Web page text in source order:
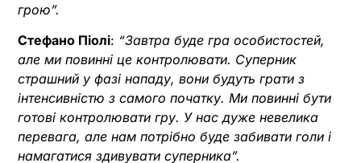
грою”.
Стефано Піолі: “Завтра буде гра особистостей,
але ми повинні це контролювати. Суперник
страшний у фазі нападу, вони будуть грати з
інтенсивністю з самого початку. Ми повинні бути
готові контролювати гру. У нас дуже невелика
перевага, але нам потрібно буде забивати голи і
намагатися здивувати суперника”.